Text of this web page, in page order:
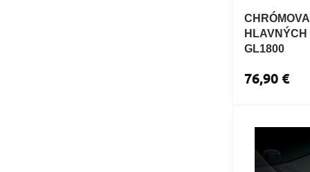
GL1800
76,90 €